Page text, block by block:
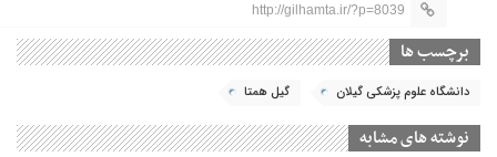
http://gilhamta.ir/?p=8039
برچسب ها
دانشگاه علوم پزشکی گیلان گیل همتا
نوشته های مشابه